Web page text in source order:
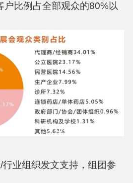
户比例占全部观众的80%以
行业组织发文支持，组团参